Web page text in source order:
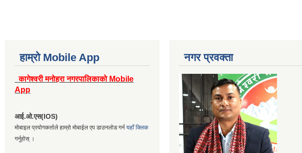
हाम्रो Mobile App
कागेश्वरी मनोहरा नगरपालिकाको Mobile
App
आई.ओ.एस(IOS)
मोबाइल प्रयोगकर्ताले हाम्रो मोबाईल एप डाउनलोड गर्न यहाँ क्लिक
गर्नुहोस् ।
नगर प्रवक्ता